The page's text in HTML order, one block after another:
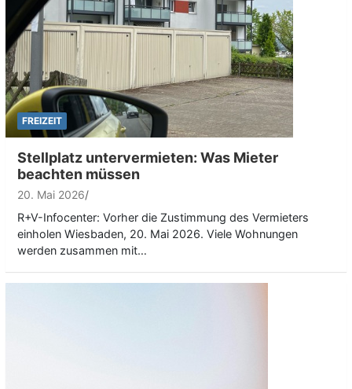
FREIZEIT
Stellplatz untervermieten: Was Mieter
beachten müssen
20. Mai 2026
R+V-Infocenter: Vorher die Zustimmung des Vermieters
einholen Wiesbaden, 20. Mai 2026. Viele Wohnungen
werden zusammen mit…